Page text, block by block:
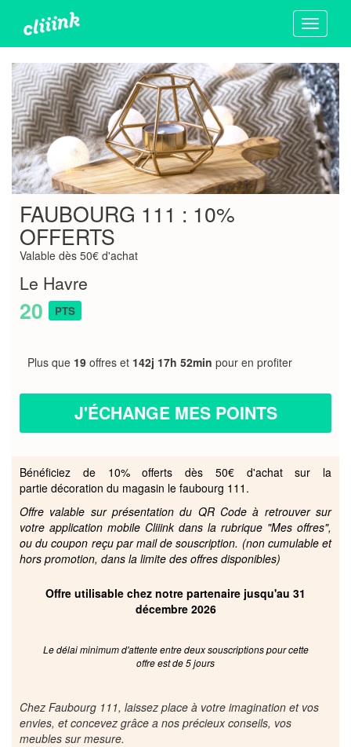
Toggle
FAUBOURG 111 : 10%
OFFERTS
Valable dès 50€ d'achat
Le Havre
20 PTS
Plus que 19 offres et 142j 17h 52min pour en profiter
J'ÉCHANGE MES POINTS
Bénéficiez de 10% offerts dès 50€ d'achat sur la
partie décoration du magasin le faubourg 111.
Offre valable sur présentation du QR Code à retrouver sur
votre application mobile Cliiink dans la rubrique "Mes offres",
ou du coupon reçu par mail de souscription. (non cumulable et
hors promotion, dans la limite des offres disponibles)
Offre utilisable chez notre partenaire jusqu'au 31
décembre 2026
Le délai minimum d'attente entre deux souscriptions pour cette
offre est de 5 jours
Chez Faubourg 111, laissez place à votre imagination et vos
envies, et concevez grâce a nos précieux conseils, vos
meubles sur mesure.